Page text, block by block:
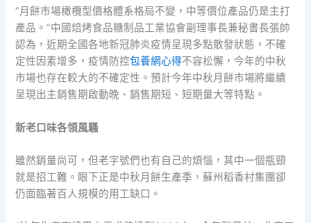
“月餅市場橄欖型價格體系格局不變，中等價位產品仍是主打
產品。”中國焙烤食品糖制品工業協會副理事長兼秘書長張帥
認為，近期全國各地新冠肺炎疫情呈現多點散發狀態，不確
定性因素增多，疫情防控包養網心得不容松懈，今年的中秋
市場也存在較大的不確定性。預計今年中秋月餅市場將繼續
呈現出主銷售期啟動晚、銷售期短、短期量大等特點。
新老口味各領風騷
雖然銷量尚可，但老字號們也有自己的煩惱，其中一個瓶頸
就是招工難。眼下正是中秋月餅生產季，蘇州稻香村集團卻
仍面臨著百人規模的用工缺口。